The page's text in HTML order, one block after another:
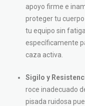
apoyo firme e
proteger tu
tu equipo sin
específicamente
caza activa.
Sigilo y
roce inadecuado
pisada ruidosa